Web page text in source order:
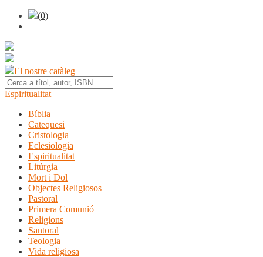
(0)
El nostre catàleg
Espiritualitat
Bíblia
Catequesi
Cristologia
Eclesiologia
Espiritualitat
Litúrgia
Mort i Dol
Objectes Religiosos
Pastoral
Primera Comunió
Religions
Santoral
Teologia
Vida religiosa